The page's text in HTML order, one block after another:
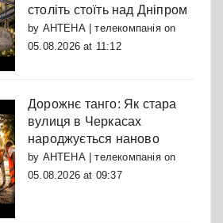
століть стоїть над Дніпром
by АНТЕНА | телекомпаніяon
05.08.2026 at 11:12
Дорожнє танго: Як стара
вулиця в Черкасах
народжується наново
by АНТЕНА | телекомпаніяon
05.08.2026 at 09:37